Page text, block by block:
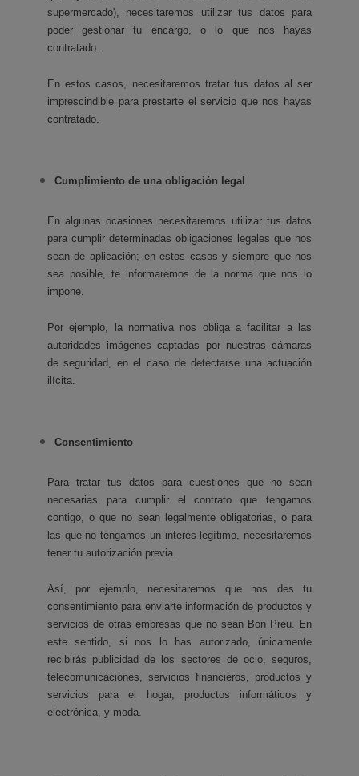
supermercado), necesitaremos utilizar tus datos para
poder gestionar tu encargo, o lo que nos hayas
contratado.
En estos casos, necesitaremos tratar tus datos al ser
imprescindible para prestarte el servicio que nos hayas
contratado.
Cumplimiento de una obligación legal
En algunas ocasiones necesitaremos utilizar tus datos
para cumplir determinadas obligaciones legales que nos
sean de aplicación; en estos casos y siempre que nos
sea posible, te informaremos de la norma que nos lo
impone.
Por ejemplo, la normativa nos obliga a facilitar a las
autoridades imágenes captadas por nuestras cámaras
de seguridad, en el caso de detectarse una actuación
ilícita.
Consentimiento
Para tratar tus datos para cuestiones que no sean
necesarias para cumplir el contrato que tengamos
contigo, o que no sean legalmente obligatorias, o para
las que no tengamos un interés legítimo, necesitaremos
tener tu autorización previa.
Así, por ejemplo, necesitaremos que nos des tu
consentimiento para enviarte información de productos y
servicios de otras empresas que no sean Bon Preu. En
este sentido, si nos lo has autorizado, únicamente
recibirás publicidad de los sectores de ocio, seguros,
telecomunicaciones, servicios financieros, productos y
servicios para el hogar, productos informáticos y
electrónica, y moda.